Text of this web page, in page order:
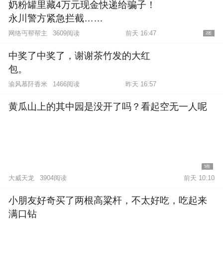
奶粉罐里藏4万元现金快递给骗子！
永川警方紧急拦截……
2图
网络丐帮帮主 3609阅读 前天 16:47
中奖了中奖了，谢谢茶竹发的大红
包。
渝风慕阡香米 1466阅读 昨天 16:57
黄瓜山上的其中园是没开了吗？看起空无一人呢
5图
大威天龙 3904阅读 前天 10:10
小朋友好奇买了两根高粱杆，不太好吃，吃起来
满口钻